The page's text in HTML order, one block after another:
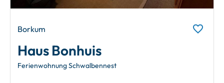
Borkum
Haus Bonhuis
Ferienwohnung Schwalbennest